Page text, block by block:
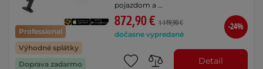
Professional
Výhodné splátky
Doprava zadarmo
pojazdom a …
872,90 € 1 149,90 €
dočasne vypredané
-24%
Detail